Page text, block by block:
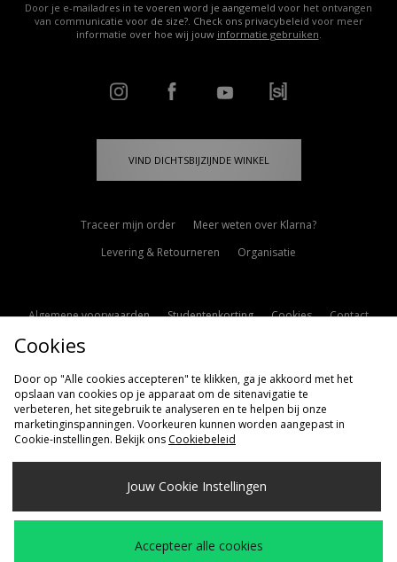
Door je e-mailadres in te voeren word je aangemeld voor het ontvangen
van communicatie voor de size?. Check ons privacybeleid voor meer
informatie over hoe wij jouw informatie gebruiken.
VIND DICHTSBIJZIJNDE WINKEL
Traceer mijn order
Meer weten over Klarna?
Levering & Retourneren
Organisatie
Algemene voorwaarden Studentenkorting Cookies
Contact
Cookie Instellingen
Verzenden Naar
Nederland
Wij accepteren de volgende betaalmethoden
Cookies
Door op "Alle cookies accepteren" te klikken, ga je akkoord met het
opslaan van cookies op je apparaat om de sitenavigatie te
verbeteren, het sitegebruik te analyseren en te helpen bij onze
marketinginspanningen. Voorkeuren kunnen worden aangepast in
Cookie-instellingen. Bekijk ons Cookiebeleid
Jouw Cookie Instellingen
Accepteer alle cookies